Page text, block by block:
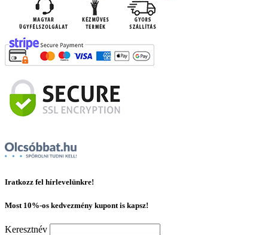
Iratkozz fel hírlevelünkre!
Most 10%-os kedvezmény kupont is kapsz!
Keresztnév